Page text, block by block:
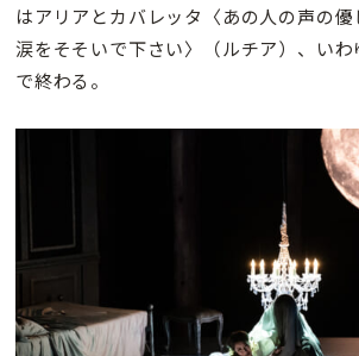
はアリアとカバレッタ〈あの人の声の
涙をそそいで下さい〉（ルチア）、いわ
で終わる。